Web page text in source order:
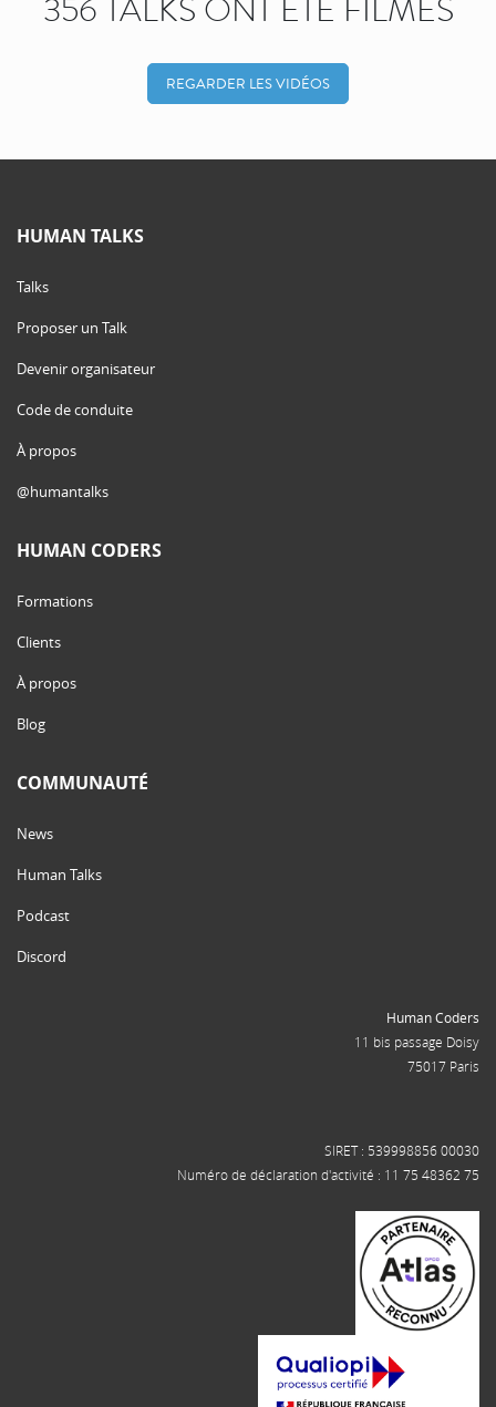
REGARDER LES VIDÉOS
HUMAN TALKS
Talks
Proposer un Talk
Devenir organisateur
Code de conduite
À propos
@humantalks
HUMAN CODERS
Formations
Clients
À propos
Blog
COMMUNAUTÉ
News
Human Talks
Podcast
Discord
Human Coders
11 bis passage Doisy
75017 Paris
SIRET : 539998856 00030
Numéro de déclaration d'activité : 11 75 48362 75